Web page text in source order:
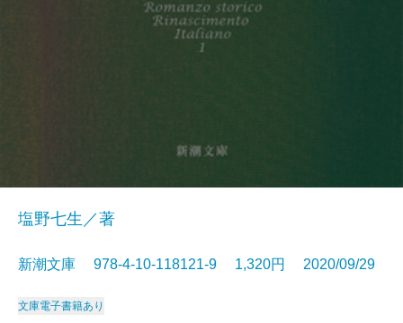
塩野七生／著
新潮文庫 978-4-10-118121-9 1,320円 2020/09/29
文庫電子書籍あり